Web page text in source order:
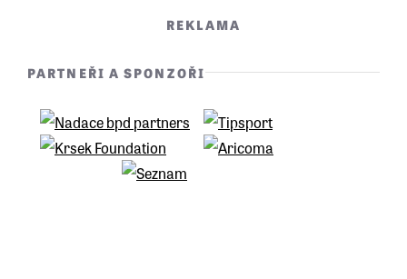
REKLAMA
PARTNEŘI A SPONZOŘI